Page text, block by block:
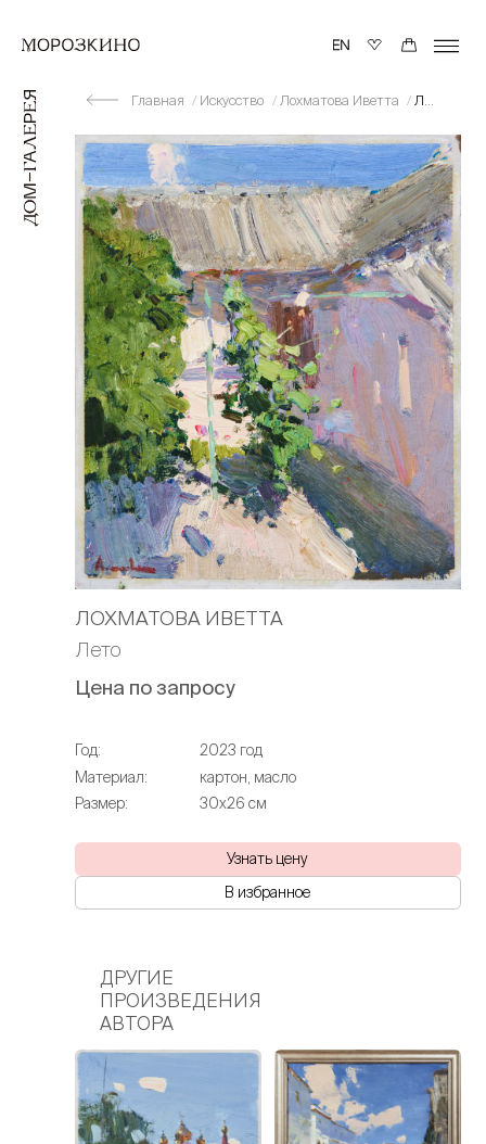
Главная Искусство Лохматова Иветта Лето
ЛОХМАТОВА ИВЕТТА
Лето
Цена по запросу
Год:
2023 год
Материал:
картон, масло
Размер:
30х26 см
Узнать цену
В избранное
ДРУГИЕ
ПРОИЗВЕДЕНИЯ
АВТОРА